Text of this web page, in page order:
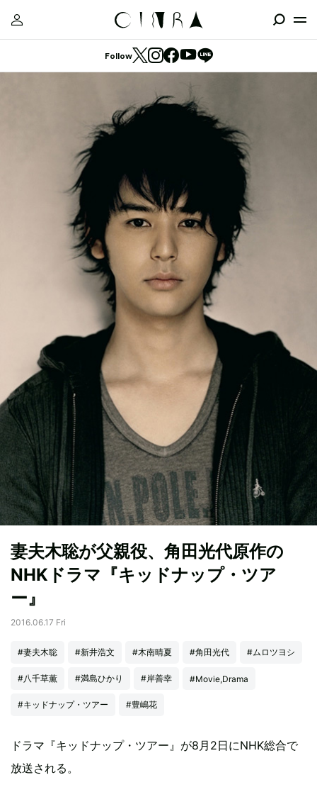
Follow
妻夫木聡が父親役、角田光代原作の
NHKドラマ『キッドナップ・ツア
ー』
2016.06.17 Fri
#妻夫木聡 #新井浩文 #木南晴夏 #角田光代 #ムロツヨシ
#八千草薫 #満島ひかり #岸善幸 #Movie,Drama
#キッドナップ・ツアー #豊嶋花
ドラマ『キッドナップ・ツアー』が8月2日にNHK総合で
放送される。